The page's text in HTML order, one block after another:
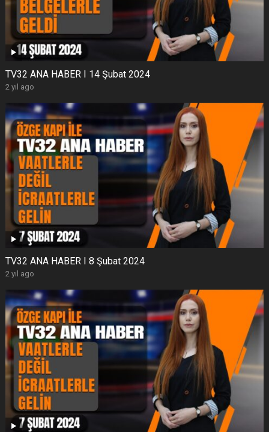
TV32 ANA HABER I 14 Şubat 2024
2 yıl ago
TV32 ANA HABER I 8 Şubat 2024
2 yıl ago